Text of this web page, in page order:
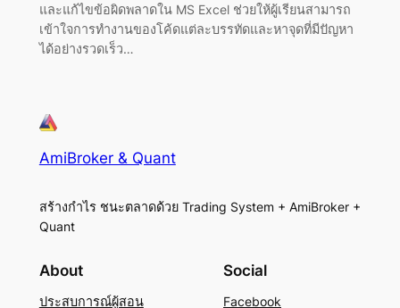
และแก้ไขข้อผิดพลาดใน MS Excel ช่วยให้ผู้เรียนสามารถ
เข้าใจการทำงานของโค้ดแต่ละบรรทัดและหาจุดที่มีปัญหา
ได้อย่างรวดเร็ว…
AmiBroker & Quant
สร้างกำไร ชนะตลาดด้วย Trading System + AmiBroker +
Quant
About
ประสบการณ์ผู้สอน
Social
Facebook